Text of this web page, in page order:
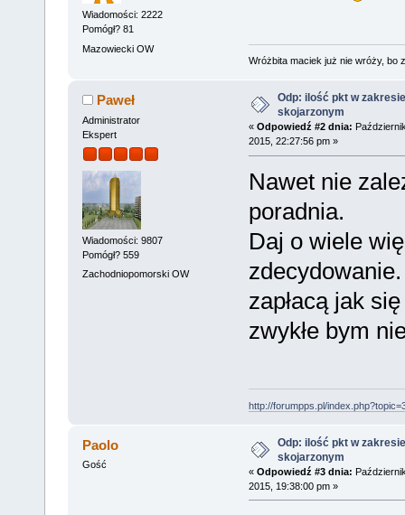
Wiadomości: 2222
Pomógł? 81
Mazowiecki OW
Wróżbita maciek już nie wróży, bo
Paweł
Administrator
Ekspert
Wiadomości: 9807
Pomógł? 559
Zachodniopomorski OW
Odp: ilość pkt w zakresie
skojarzonym
« Odpowiedź #2 dnia:
2015, 22:27:56 pm »
Nawet nie
poradnia.
Daj o wiele
zapłacą jak
zwykłe bym
http://forumpps.pl/
Paolo
Gość
Odp: ilość pkt w zakresie
skojarzonym
« Odpowiedź #3 dnia:
2015, 19:38:00 pm »